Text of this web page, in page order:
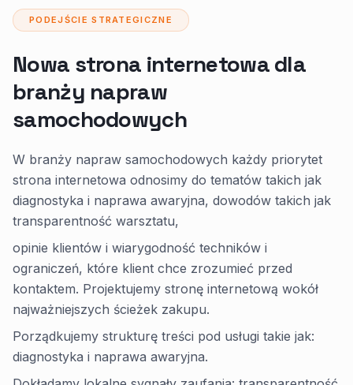
PODEJŚCIE STRATEGICZNE
Nowa strona internetowa dla
branży napraw
samochodowych
W branży napraw samochodowych każdy priorytet
strona internetowa odnosimy do tematów takich jak
diagnostyka i naprawa awaryjna, dowodów takich jak
transparentność warsztatu,
opinie klientów i wiarygodność techników i
ograniczeń, które klient chce zrozumieć przed
kontaktem. Projektujemy stronę internetową wokół
najważniejszych ścieżek zakupu.
Porządkujemy strukturę treści pod usługi takie jak:
diagnostyka i naprawa awaryjna.